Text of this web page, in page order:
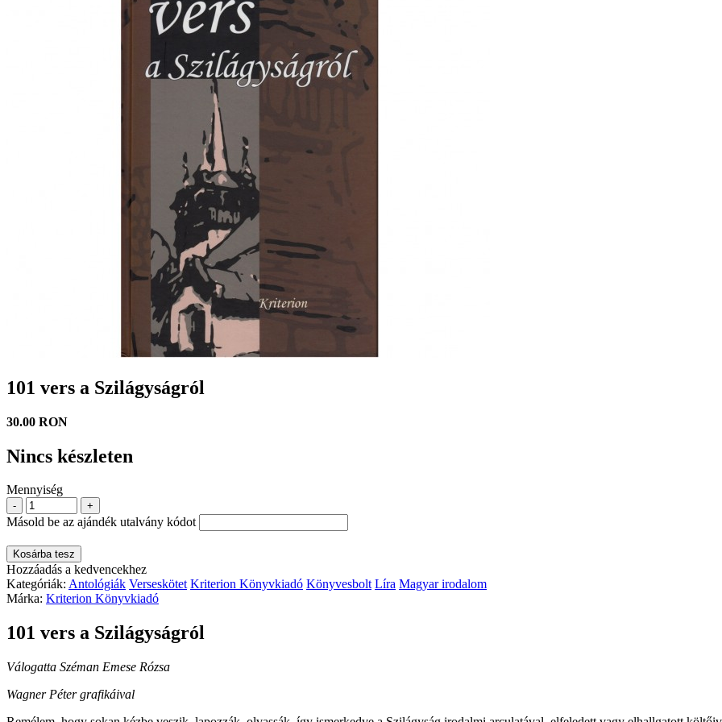
101 vers a Szilágyságról
30.00 RON
Nincs készleten
Mennyiség
- +
Másold be az ajándék utalvány kódot
Kosárba tesz
Hozzáadás a kedvencekhez
Kategóriák: Antológiák Verseskötet Kriterion Könyvkiadó Könyvesbolt Líra Magyar irodalom
Márka: Kriterion Könyvkiadó
101 vers a Szilágyságról
Válogatta Széman Emese Rózsa
Wagner Péter grafikáival